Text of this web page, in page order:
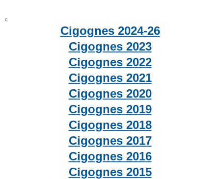
c
Cigognes 2024-26
Cigognes 2023
Cigognes 2022
Cigognes 2021
Cigognes 2020
Cigognes 2019
Cigognes 2018
Cigognes 2017
Cigognes 2016
Cigognes 2015